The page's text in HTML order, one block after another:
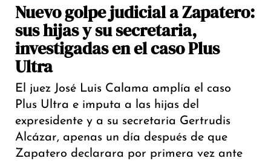
Nuevo golpe judicial a Zapatero:
sus hijas y su secretaria,
investigadas en el caso Plus
Ultra
El juez José Luis Calama amplía el caso
Plus Ultra e imputa a las hijas del
expresidente y a su secretaria Gertrudis
Alcázar, apenas un día después de que
Zapatero declarara por primera vez ante